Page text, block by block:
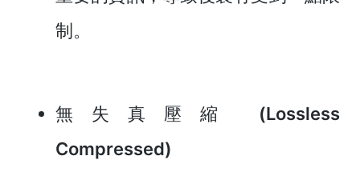
制。
無失真壓縮 (Lossless
Compressed)